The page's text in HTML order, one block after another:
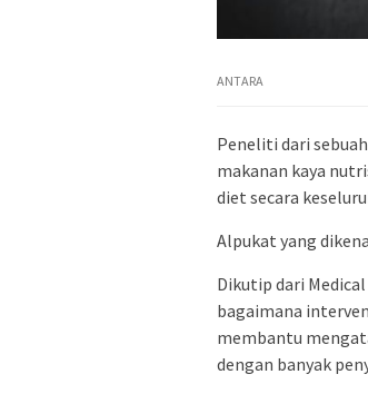
ANTARA
Peneliti dari
makanan kaya
diet secara
Alpukat yang
Dikutip dari
bagaimana
membantu
dengan banyak